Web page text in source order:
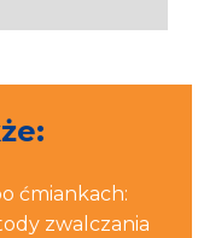
ćmiankach:
zwalczania